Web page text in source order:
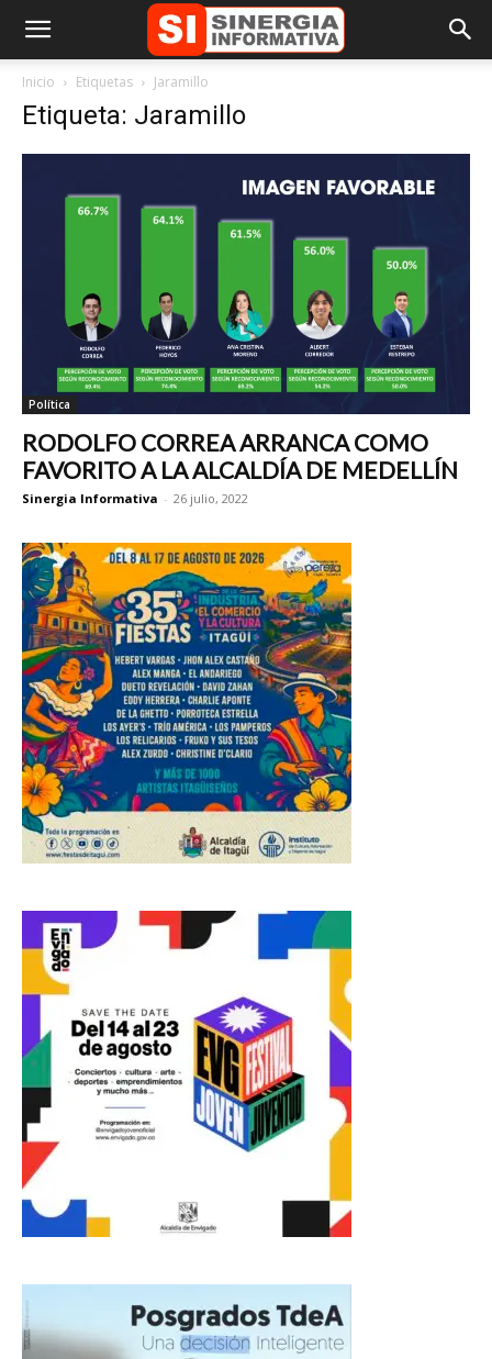
Inicio Etiquetas Jaramillo
Etiqueta: Jaramillo
Política
RODOLFO CORREA ARRANCA COMO
FAVORITO A LA ALCALDÍA DE MEDELLÍN
Sinergia Informativa - 26 julio, 2022